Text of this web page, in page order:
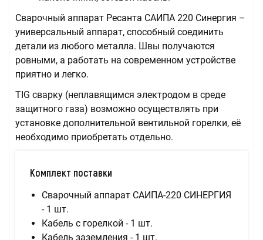
Сварочный аппарат Ресанта САИПА 220 Синергия –
универсальный аппарат, способный соединить
детали из любого металла. Швы получаются
ровными, а работать на современном устройстве
приятно и легко.
TIG сварку (неплавящимся электродом в среде
защитного газа) возможно осуществлять при
установке дополнительной вентильной горелки, её
необходимо приобретать отдельно.
Комплект поставки
Сварочный аппарат САИПА-220 СИНЕРГИЯ
- 1 шт.
Кабель с горелкой - 1 шт.
Кабель заземления - 1 шт.